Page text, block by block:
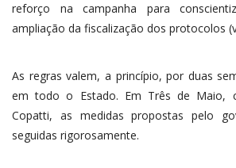
reforço na campanha para
ampliação da fiscalização dos protocolos
As regras valem, a princípio, por duas
em todo o Estado. Em Três de Maio,
Copatti, as medidas propostas pelo
seguidas rigorosamente.